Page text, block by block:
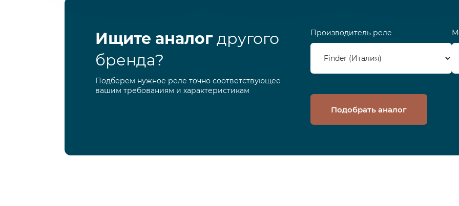
Ищите аналогдругого
бренда?
Подберем нужное реле точно соответствующее
вашим требованиям и характеристикам
Производитель реле
Подобрать аналог